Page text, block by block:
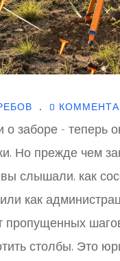
0
заборе - теперь
Но прежде чем
слышали, как
как
пропущенных
столбы. Это